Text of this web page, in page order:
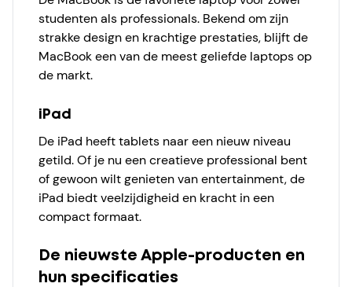
studenten als professionals. Bekend om zijn
strakke design en krachtige prestaties, blijft de
MacBook een van de meest geliefde laptops op
de markt.
iPad
De iPad heeft tablets naar een nieuw niveau
getild. Of je nu een creatieve professional bent
of gewoon wilt genieten van entertainment, de
iPad biedt veelzijdigheid en kracht in een
compact formaat.
De nieuwste Apple-producten en
hun specificaties